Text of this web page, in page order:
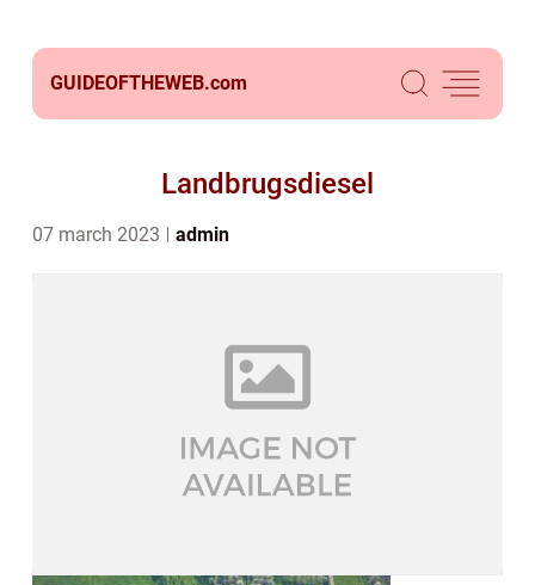
GUIDEOFTHEWEB.com
Landbrugsdiesel
07 march 2023 admin